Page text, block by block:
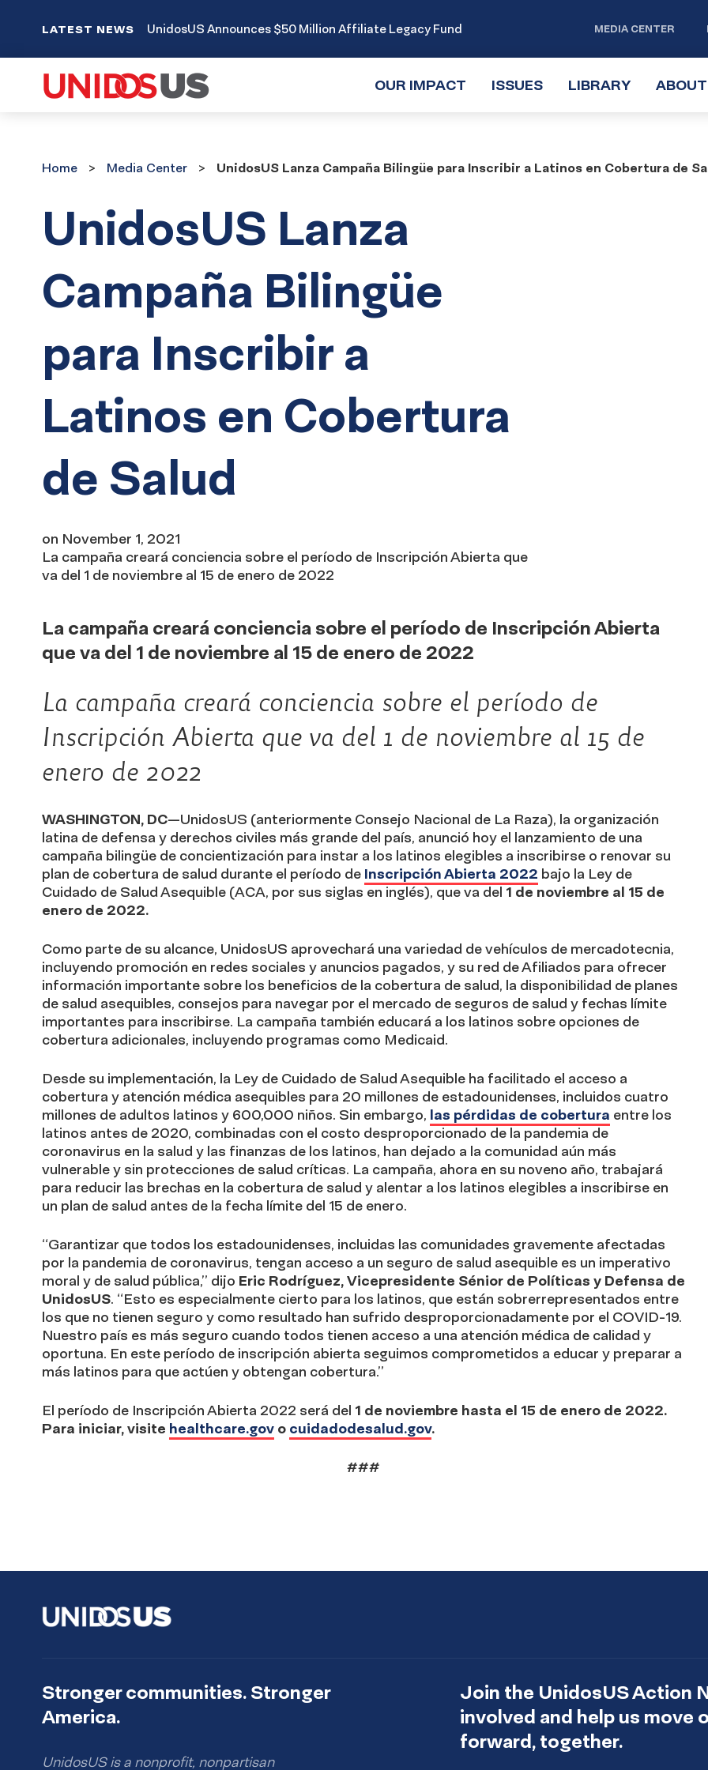
LATEST NEWS UnidosUS Announces $50 Million Affiliate Legacy Fund MEDIA CENTER
OUR IMPACT TOGGLE
ISSUESTOGGLE
LIBRARYTOGGLE
ABOUT
CenterHome Media Center UnidosUS Lanza Campaña Bilingüe para Inscribir a Latinos en Cobertura de
UnidosUS Lanza
Campaña Bilingüe
para Inscribir a
Latinos en Cobertura
de Salud
on November 1, 2021
La campaña creará conciencia sobre el período de Inscripción Abierta que
va del 1 de noviembre al 15 de enero de 2022
La campaña creará conciencia sobre el período de Inscripción Abierta
que va del 1 de noviembre al 15 de enero de 2022
La campaña creará conciencia sobre el período de
Inscripción Abierta que va del 1 de noviembre al 15 de
enero de 2022
WASHINGTON, DC—UnidosUS (anteriormente Consejo Nacional de La Raza), la organización
latina de defensa y derechos civiles más grande del país, anunció hoy el lanzamiento de una
campaña bilingüe de concientización para instar a los latinos elegibles a inscribirse o renovar su
plan de cobertura de salud durante el período de Inscripción Abierta 2022 bajo la Ley de
Cuidado de Salud Asequible (ACA, por sus siglas en inglés), que va del 1 de noviembre al 15 de
enero de 2022.
Como parte de su alcance, UnidosUS aprovechará una variedad de vehículos de mercadotecnia,
incluyendo promoción en redes sociales y anuncios pagados, y su red de Afiliados para ofrecer
información importante sobre los beneficios de la cobertura de salud, la disponibilidad de planes
de salud asequibles, consejos para navegar por el mercado de seguros de salud y fechas límite
importantes para inscribirse. La campaña también educará a los latinos sobre opciones de
cobertura adicionales, incluyendo programas como Medicaid.
Desde su implementación, la Ley de Cuidado de Salud Asequible ha facilitado el acceso a
cobertura y atención médica asequibles para 20 millones de estadounidenses, incluidos cuatro
millones de adultos latinos y 600,000 niños. Sin embargo, las pérdidas de cobertura entre los
latinos antes de 2020, combinadas con el costo desproporcionado de la pandemia de
coronavirus en la salud y las finanzas de los latinos, han dejado a la comunidad aún más
vulnerable y sin protecciones de salud críticas. La campaña, ahora en su noveno año, trabajará
para reducir las brechas en la cobertura de salud y alentar a los latinos elegibles a inscribirse en
un plan de salud antes de la fecha límite del 15 de enero.
“Garantizar que todos los estadounidenses, incluidas las comunidades gravemente afectadas
por la pandemia de coronavirus, tengan acceso a un seguro de salud asequible es un imperativo
moral y de salud pública,” dijo Eric Rodríguez, Vicepresidente Sénior de Políticas y Defensa de
UnidosUS. “Esto es especialmente cierto para los latinos, que están sobrerrepresentados entre
los que no tienen seguro y como resultado han sufrido desproporcionadamente por el COVID-19.
Nuestro país es más seguro cuando todos tienen acceso a una atención médica de calidad y
oportuna. En este período de inscripción abierta seguimos comprometidos a educar y preparar a
más latinos para que actúen y obtengan cobertura.”
El período de Inscripción Abierta 2022 será del 1 de noviembre hasta el 15 de enero de 2022.
Para iniciar, visite healthcare.gov o cuidadodesalud.gov.
###
Stronger communities. Stronger
America.
UnidosUS is a nonprofit, nonpartisan
Join the UnidosUS Action
involved and help us move
forward, together.